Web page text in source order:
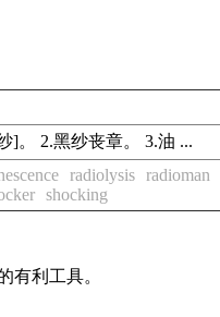
]。 2.黑纱丧章。 3.油 ...
radiolysis radioman
shocking
有利工具。